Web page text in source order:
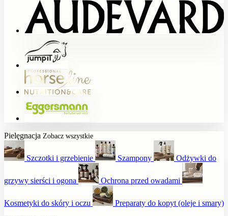
Pielęgnacja Zobacz wszystkie
Szczotki i grzebienie Szampony Odżywki do
grzywy sierści i ogona Ochrona przed owadami
Kosmetyki do skóry i oczu
Preparaty do kopyt (oleje i smary)